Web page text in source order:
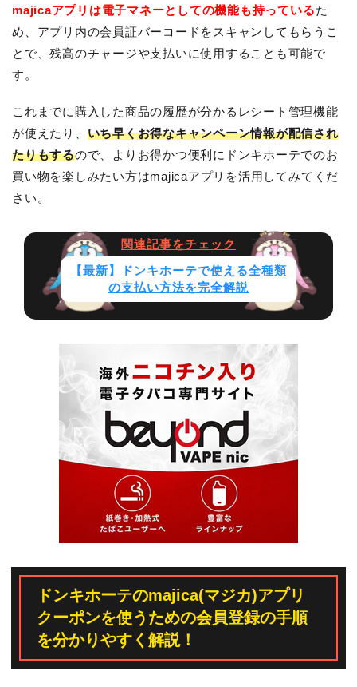
majicaアプリは電子マネーとしての機能も持っているた
め、アプリ内の会員証バーコードをスキャンしてもらうこ
とで、残高のチャージや支払いに使用することも可能で
す。
これまでに購入した商品の履歴が分かるレシート管理機能
が使えたり、 いち早くお得なキャンペーン情報が配信され
たりもするので、よりお得かつ便利にドンキホーテでのお
買い物を楽しみたい方はmajicaアプリを活用してみてくだ
さい。
【最新】ドンキホーテで使える全種類
の支払い方法を完全解説
ドンキホーテのmajica(マジカ)アプリ
クーポンを使うための会員登録の手順
を分かりやすく解説！